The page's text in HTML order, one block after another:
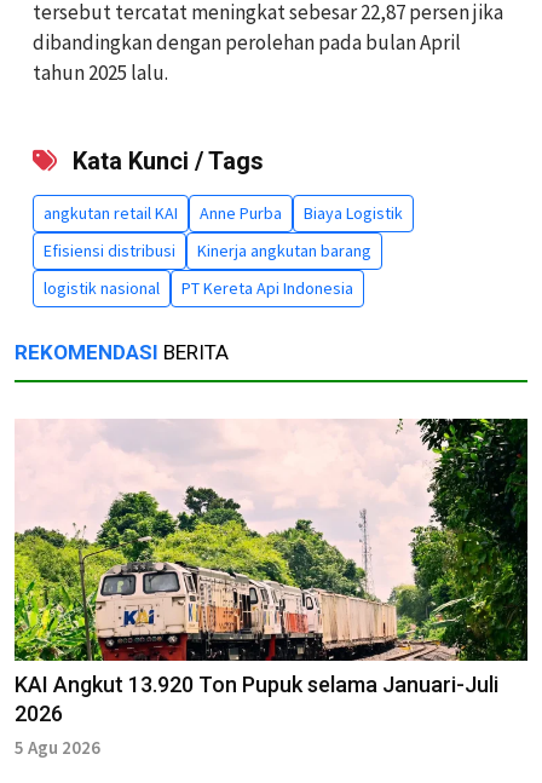
tersebut tercatat meningkat sebesar 22,87 persen jika
dibandingkan dengan perolehan pada bulan April
tahun 2025 lalu.
Kata Kunci / Tags
angkutan retail KAI Anne Purba
Biaya Logistik
Efisiensi distribusi
Kinerja angkutan barang
logistik nasional
PT Kereta Api Indonesia
REKOMENDASI BERITA
KAI Angkut 13.920 Ton Pupuk selama Januari-Juli
2026
5 Agu 2026